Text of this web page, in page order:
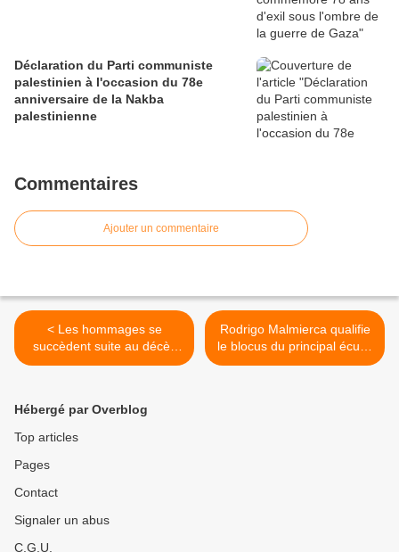
Déclaration du Parti communiste
palestinien à l'occasion du 78e
anniversaire de la Nakba
palestinienne
Commentaires
Ajouter un commentaire
< Les hommages se
succèdent suite au décès
de l’ex-secrétaire général
Rodrigo Malmierca qualifie
le blocus du principal écueil
pour le développement de
Hébergé par Overblog
Top articles
Pages
Contact
Signaler un abus
C.G.U.